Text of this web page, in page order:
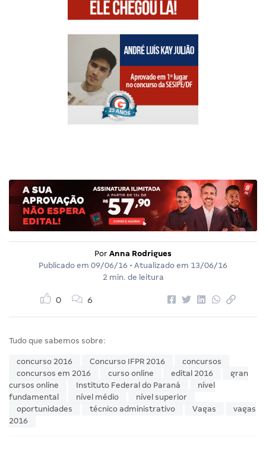
Por Anna Rodrigues
Publicado em 09/06/16 • Atualizado em 13/06/16
2 min. de leitura
0 6
Tudo que sabemos sobre:
concurso 2016 Concurso IFPR 2016
concursos
concursos em 2016
curso online edital 2016
gran
cursos online
Instituto Federal do Paraná
nível
fundamental
nível médio
nível superior
oportunidades
técnico administrativo Vagas
vagas
2016